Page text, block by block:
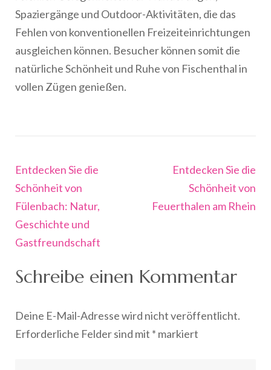
Spaziergänge und Outdoor-Aktivitäten, die das
Fehlen von konventionellen Freizeiteinrichtungen
ausgleichen können. Besucher können somit die
natürliche Schönheit und Ruhe von Fischenthal in
vollen Zügen genießen.
Beitragsnavigation
Entdecken Sie die
Schönheit von
Fülenbach: Natur,
Geschichte und
Gastfreundschaft
Entdecken Sie die
Schönheit von
Feuerthalen am Rhein
Schreibe einen Kommentar
Deine E-Mail-Adresse wird nicht veröffentlicht.
Erforderliche Felder sind mit * markiert